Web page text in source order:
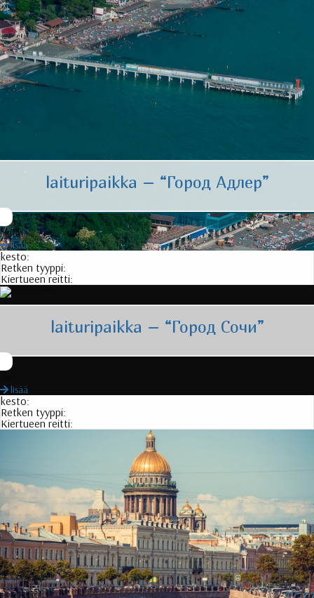
laituripaikka – “Город Адлер”
hinta:
lisää
kesto:
Retken tyyppi:
Kiertueen reitti:
laituripaikka – “Город Сочи”
lisää
kesto:
Retken tyyppi:
Kiertueen reitti: